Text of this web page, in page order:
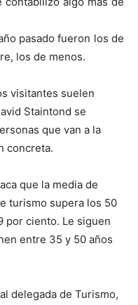
pasado fueron los de
los de menos.
visitantes suelen
Staintond se
que van a la
concreta.
que la media de
turismo supera los 50
por ciento. Le siguen
entre 35 y 50 años
delegada de Turismo,